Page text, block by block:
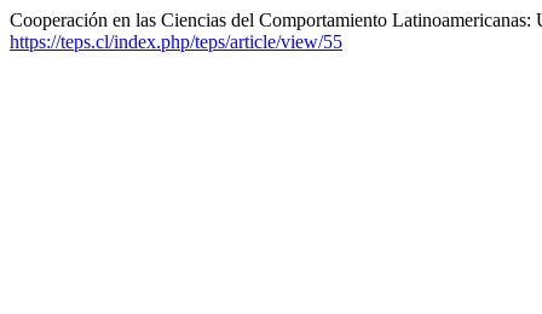
Cooperación en las Ciencias del Comportamiento
https://teps.cl/index.php/teps/article/view/55